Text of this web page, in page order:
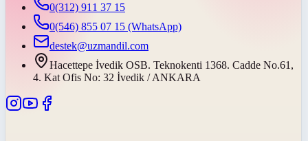
0(312) 911 37 15
0(546) 855 07 15 (WhatsApp)
destek@uzmandil.com
Hacettepe İvedik OSB. Teknokenti 1368. Cadde No.61,
4. Kat Ofis No: 32 İvedik / ANKARA